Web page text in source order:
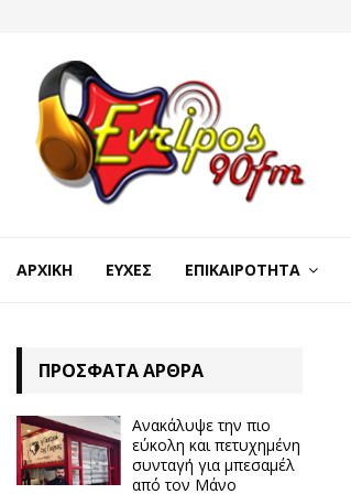
ΑΡΧΙΚΉ ΕΥΧΈΣ ΕΠΙΚΑΙΡΌΤΗΤΑ
ΠΡΌΣΦΑΤΑ ΆΡΘΡΑ
Ανακάλυψε την πιο
εύκολη και πετυχημένη
συνταγή για μπεσαμέλ
από τον Μάνο